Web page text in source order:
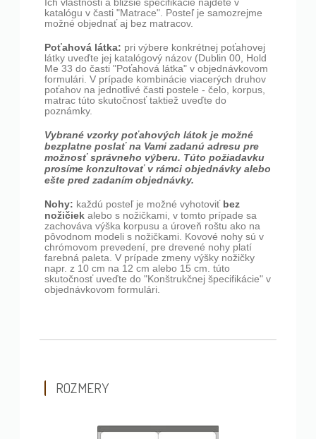
Ich vlastnosti a bližšie špecifikácie nájdete v
katalógu v časti "Matrace". Posteľ je samozrejme
možné objednať aj bez matracov.
Poťahová látka: pri výbere konkrétnej poťahovej
látky uveďte jej katalógový názov (Dublin 00, Hold
Me 33 do časti "Poťahová látka" v objednávkovom
formulári. V prípade kombinácie viacerých druhov
poťahov na jednotlivé časti postele - čelo, korpus,
matrac túto skutočnosť taktiež uveďte do
poznámky.
Vybrané vzorky poťahových látok je možné
bezplatne poslať na Vami zadanú adresu pre
možnosť správneho výberu. Túto požiadavku
prosíme konzultovať v rámci objednávky alebo
ešte pred zadaním objednávky.
Nohy: každú posteľ je možné vyhotoviť bez
nožičiek alebo s nožičkami, v tomto prípade sa
zachováva výška korpusu a úroveň roštu ako na
pôvodnom modeli s nožičkami. Kovové nohy sú v
chrómovom prevedení, pre drevené nohy platí
farebná paleta. V prípade zmeny výšky nožičky
napr. z 10 cm na 12 cm alebo 15 cm. túto
skutočnosť uveďte do "Konštrukčnej špecifikácie" v
objednávkovom formulári.
ROZMERY